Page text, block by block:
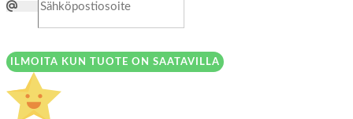
ILMOITA KUN TUOTE ON SAATAVILLA